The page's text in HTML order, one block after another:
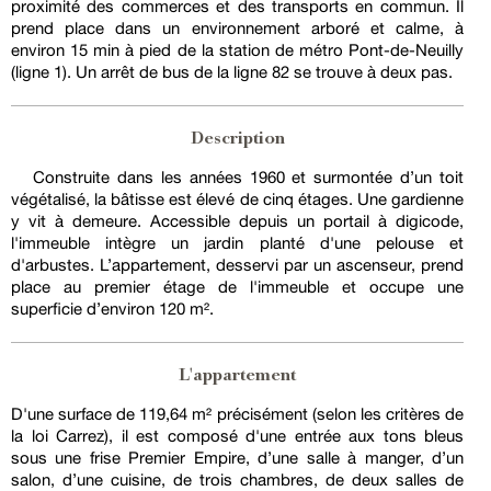
proximité des commerces et des transports en commun. Il
prend place dans un environnement arboré et calme, à
environ 15 min à pied de la station de métro Pont-de-Neuilly
(ligne 1). Un arrêt de bus de la ligne 82 se trouve à deux pas.
Description
Construite dans les années 1960 et surmontée d’un toit
végétalisé, la bâtisse est élevé de cinq étages. Une gardienne
y vit à demeure. Accessible depuis un portail à digicode,
l'immeuble intègre un jardin planté d'une pelouse et
d'arbustes. L’appartement, desservi par un ascenseur, prend
place au premier étage de l'immeuble et occupe une
superficie d’environ 120 m².
L'appartement
D'une surface de 119,64 m² précisément (selon les critères de
la loi Carrez), il est composé d'une entrée aux tons bleus
sous une frise Premier Empire, d’une salle à manger, d’un
salon, d’une cuisine, de trois chambres, de deux salles de